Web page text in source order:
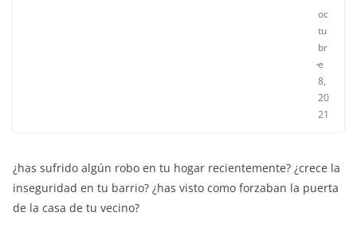
oc
tu
br
e
8,
20
21
¿has sufrido algún robo en tu hogar recientemente? ¿crece la
inseguridad en tu barrio? ¿has visto como forzaban la puerta
de la casa de tu vecino?